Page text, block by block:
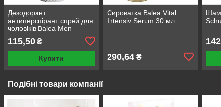
Дезодорант
антиперспірант спрей для
чоловіків Balea Men
115,50 ₴
Купити
Сироватка Balea Vital
Intensiv Serum 30 мл
290,64₴
142
Подібні товари компанії